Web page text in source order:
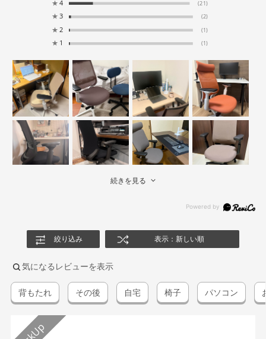
★ 4 (21)
★ 3 (2)
★ 2 (1)
★ 1 (1)
続きを見る
絞り込み 表示：新しい順
気になるレビューを表示
背もたれ その後 自宅 椅子 パソコン